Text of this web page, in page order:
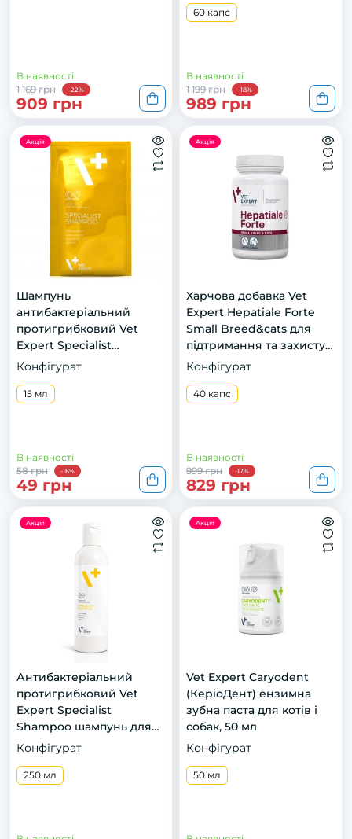
В наявності
1 169 грн
-22%
909 грн
60 капс
В наявності
1 199 грн
-18%
989 грн
Акція
Шампунь
антибактеріальний
протигрибковий Vet
Expert Specialist
Shampoo для котів і
Конфігурат
15 мл
В наявності
58 грн
-16%
49 грн
Акція
Харчова добавка Vet
Expert Hepatiale Forte
Small Breed&cats для
підтримання та захисту
функцій печінки у котів і
капс.
Конфігурат
40 капс
В наявності
999 грн
-17%
829 грн
Акція
Антибактеріальний
протигрибковий Vet
Expert Specialist
Shampoo шампунь для
котів і собак, 250 мл
Конфігурат
250 мл
Акція
Vet Expert Caryodent
(КеріоДент) ензимна
зубна паста для котів і
собак, 50 мл
Конфігурат
50 мл